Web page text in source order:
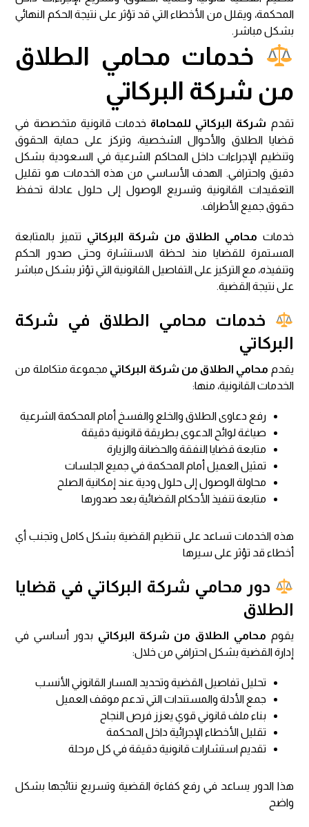
المحكمة، ويقلل من الأخطاء التي قد تؤثر على نتيجة الحكم النهائي
بشكل مباشر.
خدمات محامي الطلاق
من شركة البركاتي
تقدم شركة البركاتي للمحاماة خدمات قانونية متخصصة في
قضايا الطلاق والأحوال الشخصية، وتركز على حماية الحقوق
وتنظيم الإجراءات داخل المحاكم الشرعية في السعودية بشكل
دقيق واحترافي. الهدف الأساسي من هذه الخدمات هو تقليل
التعقيدات القانونية وتسريع الوصول إلى حلول عادلة تحفظ
حقوق جميع الأطراف.
خدمات محامي الطلاق من شركة البركاتي تتميز بالمتابعة
المستمرة للقضايا منذ لحظة الاستشارة وحتى صدور الحكم
وتنفيذه، مع التركيز على التفاصيل القانونية التي تؤثر بشكل مباشر
على نتيجة القضية.
خدمات محامي الطلاق في شركة
البركاتي
يقدم محامي الطلاق من شركة البركاتي مجموعة متكاملة من
الخدمات القانونية، منها:
رفع دعاوى الطلاق والخلع والفسخ أمام المحكمة الشرعية
صياغة لوائح الدعوى بطريقة قانونية دقيقة
متابعة قضايا النفقة والحضانة والزيارة
تمثيل العميل أمام المحكمة في جميع الجلسات
محاولة الوصول إلى حلول ودية عند إمكانية الصلح
متابعة تنفيذ الأحكام القضائية بعد صدورها
هذه الخدمات تساعد على تنظيم القضية بشكل كامل وتجنب أي
أخطاء قد تؤثر على سيرها
دور محامي شركة البركاتي في قضايا
الطلاق
يقوم محامي الطلاق من شركة البركاتي بدور أساسي في
إدارة القضية بشكل احترافي من خلال:
تحليل تفاصيل القضية وتحديد المسار القانوني الأنسب
جمع الأدلة والمستندات التي تدعم موقف العميل
بناء ملف قانوني قوي يعزز فرص النجاح
تقليل الأخطاء الإجرائية داخل المحكمة
تقديم استشارات قانونية دقيقة في كل مرحلة
هذا الدور يساعد في رفع كفاءة القضية وتسريع نتائجها بشكل
واضح